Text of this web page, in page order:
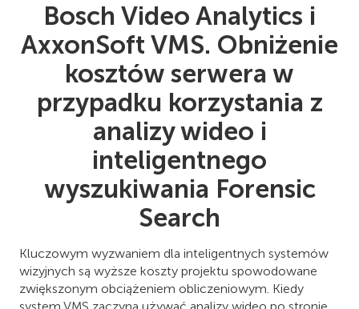
Bosch Video Analytics i
AxxonSoft VMS. Obniżenie
kosztów serwera w
przypadku korzystania z
analizy wideo i
inteligentnego
wyszukiwania Forensic
Search
Kluczowym wyzwaniem dla inteligentnych systemów
wizyjnych są wyższe koszty projektu spowodowane
zwiększonym obciążeniem obliczeniowym. Kiedy